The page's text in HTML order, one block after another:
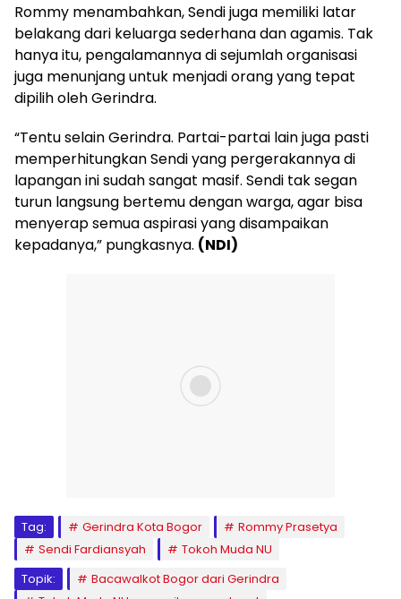
Rommy menambahkan, Sendi juga memiliki latar
belakang dari keluarga sederhana dan agamis. Tak
hanya itu, pengalamannya di sejumlah organisasi
juga menunjang untuk menjadi orang yang tepat
dipilih oleh Gerindra.
“Tentu selain Gerindra. Partai-partai lain juga pasti
memperhitungkan Sendi yang pergerakannya di
lapangan ini sudah sangat masif. Sendi tak segan
turun langsung bertemu dengan warga, agar bisa
menyerap semua aspirasi yang disampaikan
kepadanya,” pungkasnya. (NDI)
Tag: Gerindra Kota Bogor
Rommy Prasetya
Sendi Fardiansyah
Tokoh Muda NU
Topik:
Bacawalkot Bogor dari Gerindra